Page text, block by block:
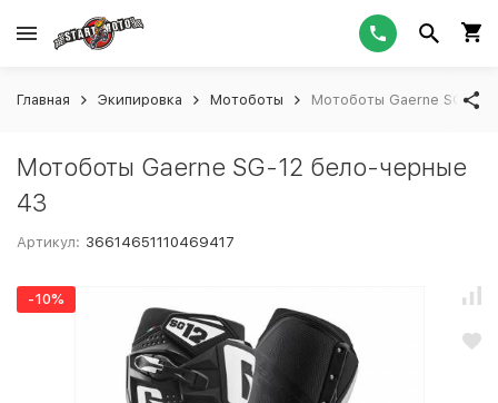
Главная Экипировка Мотоботы Мотоботы Gaerne SG-12
Мотоботы Gaerne SG-12 бело-черные
43
Артикул: 36614651110469417
-10%